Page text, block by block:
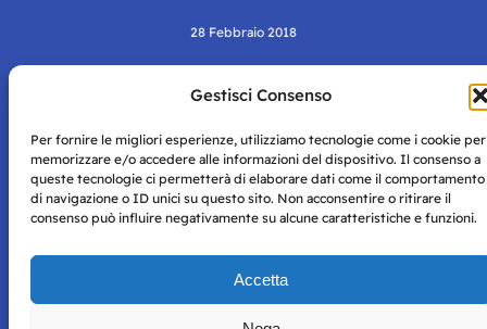
Gestisci Consenso
Per fornire le migliori esperienze, utilizziamo tecnologie come i cookie per
memorizzare e/o accedere alle informazioni del dispositivo. Il consenso a
queste tecnologie ci permetterà di elaborare dati come il comportamento
di navigazione o ID unici su questo sito. Non acconsentire o ritirare il
consenso può influire negativamente su alcune caratteristiche e funzioni.
Accetta
28 Febbraio 2018
Napoli con autorizzazione numero 38 del 25/9/2019.
Tutte le immagini e i contenuti su questo sito sono forniti